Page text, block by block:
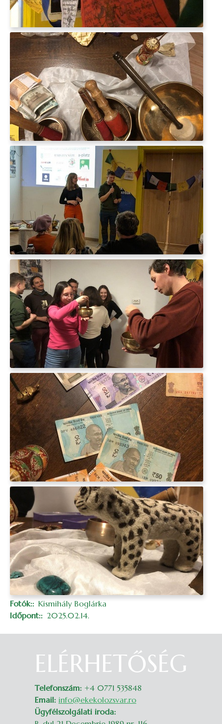
Fotók: Kismihály Boglárka
Időpont:
2025.02.14.
ELÉRHETŐSÉG
Telefonszám: +4 0771 535848
Email: info@ekekolozsvar.ro
Ügyfélszolgálati iroda: